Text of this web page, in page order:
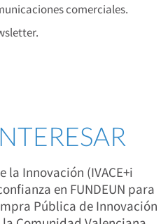
comerciales.
la Innovación (IVACE+i
en FUNDEUN para
Pública de Innovación